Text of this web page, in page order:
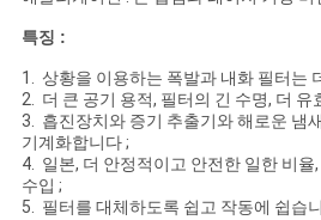
특징 :
1. 상황을 이용하는 폭발과 내화 필터는
2. 더 큰 공기 용적, 필터의 긴 수명, 더 유
3. 흡진장치와 증기 추출기와 해로운 냄
기계화합니다 ;
4. 일본, 더 안정적이고 안전한 일한 비율
수입 ;
5. 필터를 대체하도록 쉽고 작동에 쉽습